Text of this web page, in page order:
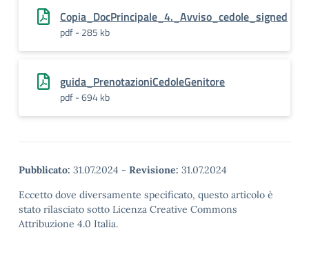
Copia_DocPrincipale_4._Avviso_cedole_signed
pdf - 285 kb
guida_PrenotazioniCedoleGenitore
pdf - 694 kb
Pubblicato: 31.07.2024 - Revisione: 31.07.2024
Eccetto dove diversamente specificato, questo articolo è
stato rilasciato sotto Licenza Creative Commons
Attribuzione 4.0 Italia.